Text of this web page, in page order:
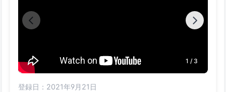
1 / 3
登録日：2021年9月21日